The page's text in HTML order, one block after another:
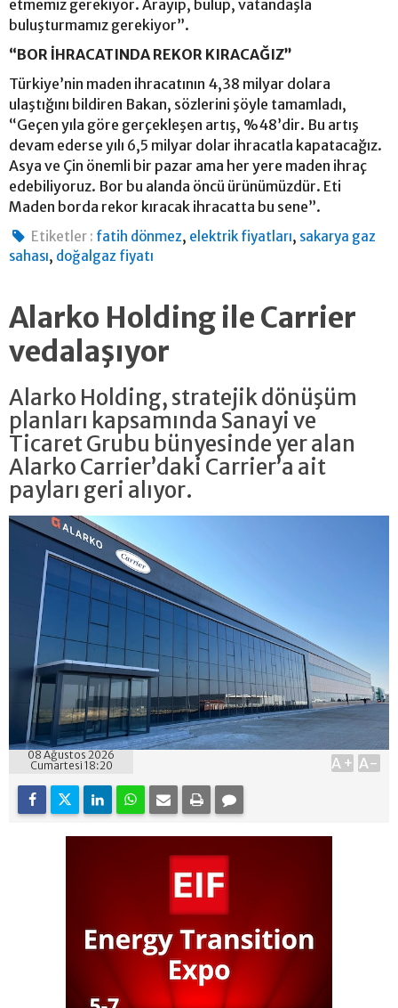
etmemiz gerekiyor. Arayıp, bulup, vatandaşla
buluşturmamız gerekiyor”.
“BOR İHRACATINDA REKOR KIRACAĞIZ”
Türkiye’nin maden ihracatının 4,38 milyar dolara
ulaştığını bildiren Bakan, sözlerini şöyle tamamladı,
“Geçen yıla göre gerçekleşen artış, %48’dir. Bu artış
devam ederse yılı 6,5 milyar dolar ihracatla kapatacağız.
Asya ve Çin önemli bir pazar ama her yere maden ihraç
edebiliyoruz. Bor bu alanda öncü ürünümüzdür. Eti
Maden borda rekor kıracak ihracatta bu sene”.
Etiketler : fatih dönmez, elektrik fiyatları, sakarya gaz
sahası, doğalgaz fiyatı
Alarko Holding ile Carrier
vedalaşıyor
Alarko Holding, stratejik dönüşüm
planları kapsamında Sanayi ve
Ticaret Grubu bünyesinde yer alan
Alarko Carrier’daki Carrier’a ait
payları geri alıyor.
08 Ağustos 2026
Cumartesi 18:20
A+ A-